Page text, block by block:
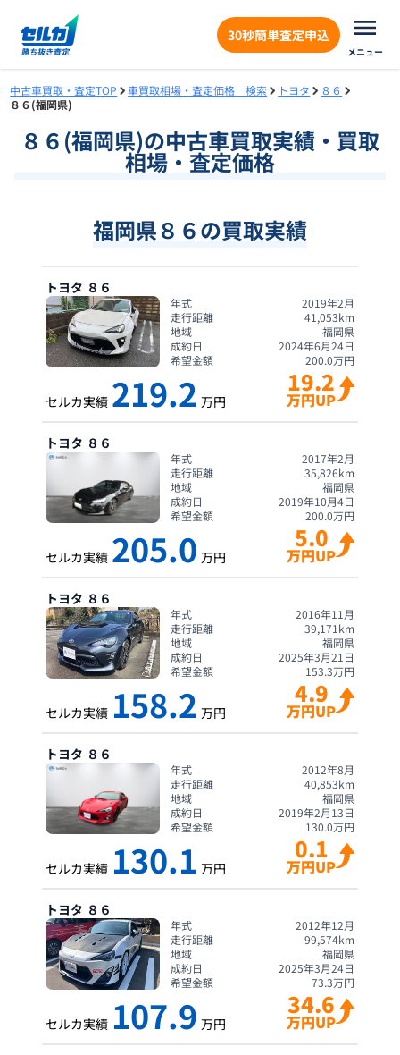
30秒簡単査定申込
メニュー
中古車買取・査定TOP 車買取相場・査定価格 検索 トヨタ
８６
８６(福岡県)
８６ (福岡県)の中古車買取実績・買取
相場・査定価格
福岡県８６の買取実績
トヨタ ８６
年式
2019年2月
走行距離
41,053km
地域
福岡県
成約日
2024年6月24日
希望金額
200.0万円
セルカ実績 219.2 万円
19.2
万円UP
トヨタ ８６
年式
2017年2月
走行距離
35,826km
地域
福岡県
成約日
2019年10月4日
希望金額
200.0万円
セルカ実績 205.0 万円
5.0
万円UP
トヨタ ８６
年式
2016年11月
走行距離
39,171 km
地域
福岡県
成約日
2025年3月21日
希望金額
153.3万円
セルカ実績 158.2 万円
4.9
万円UP
トヨタ ８６
年式
2012年8月
走行距離
40,853km
地域
福岡県
成約日
2019年2月13日
希望金額
130.0万円
セルカ実績 130.1 万円
0.1
万円UP
トヨタ ８６
年式
2012年12月
走行距離
99,574km
地域
福岡県
成約日
2025年3月24日
希望金額
73.3万円
セルカ実績 107.9 万円
34.6
万円UP